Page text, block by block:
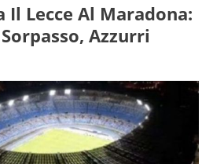
Lecce Al Maradona:
Azzurri